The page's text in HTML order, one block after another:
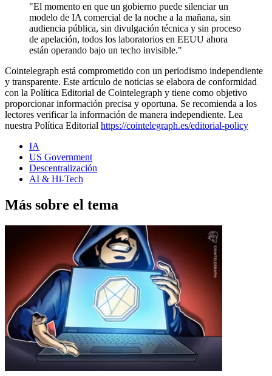
"El momento en que un gobierno puede silenciar un
modelo de IA comercial de la noche a la mañana, sin
audiencia pública, sin divulgación técnica y sin proceso
de apelación, todos los laboratorios en EEUU ahora
están operando bajo un techo invisible."
Cointelegraph está comprometido con un periodismo independiente
y transparente. Este artículo de noticias se elabora de conformidad
con la Política Editorial de Cointelegraph y tiene como objetivo
proporcionar información precisa y oportuna. Se recomienda a los
lectores verificar la información de manera independiente. Lea
nuestra Política Editorial https://cointelegraph.es/editorial-policy
IA
US Government
Descentralización
AI & Hi-Tech
Más sobre el tema